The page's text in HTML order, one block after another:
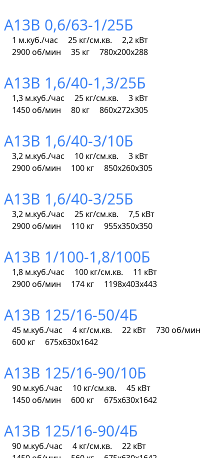
А13В 0,6/63-1/25Б
1 м.куб./час 25 кг/см.кв.
2,2 кВт
2900 об/мин
35 кг 780х200х288
А13В 1,6/40-1,3/25Б
1,3 м.куб./час 25 кг/см.кв.
3 кВт
1450 об/мин
80 кг 860х272х305
А13В 1,6/40-3/10Б
3,2 м.куб./час 10 кг/см.кв.
3 кВт
2900 об/мин
100 кг 850х260х305
А13В 1,6/40-3/25Б
3,2 м.куб./час 25 кг/см.кв.
7,5 кВт
2900 об/мин
110 кг 955х350х350
А13В 1/100-1,8/100Б
1,8 м.куб./час 100 кг/см.кв.
11 кВт
2900 об/мин
174 кг 1198х403х443
А13В 125/16-50/4Б
45 м.куб./час 4 кг/см.кв. 22 кВт
730 об/мин
600 кг
675х630х1642
А13В 125/16-90/10Б
90 м.куб./час 10 кг/см.кв.
45 кВт
1450 об/мин
600 кг 675х630х1642
А13В 125/16-90/4Б
90 м.куб./час 4 кг/см.кв.
22 кВт